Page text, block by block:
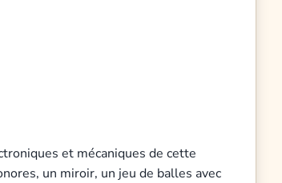
et mécaniques de cette
un miroir, un jeu de balles avec